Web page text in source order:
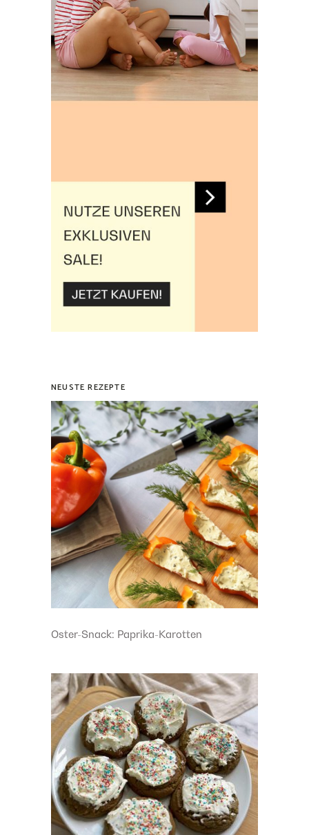
NEUSTE REZEPTE
Oster-Snack: Paprika-Karotten